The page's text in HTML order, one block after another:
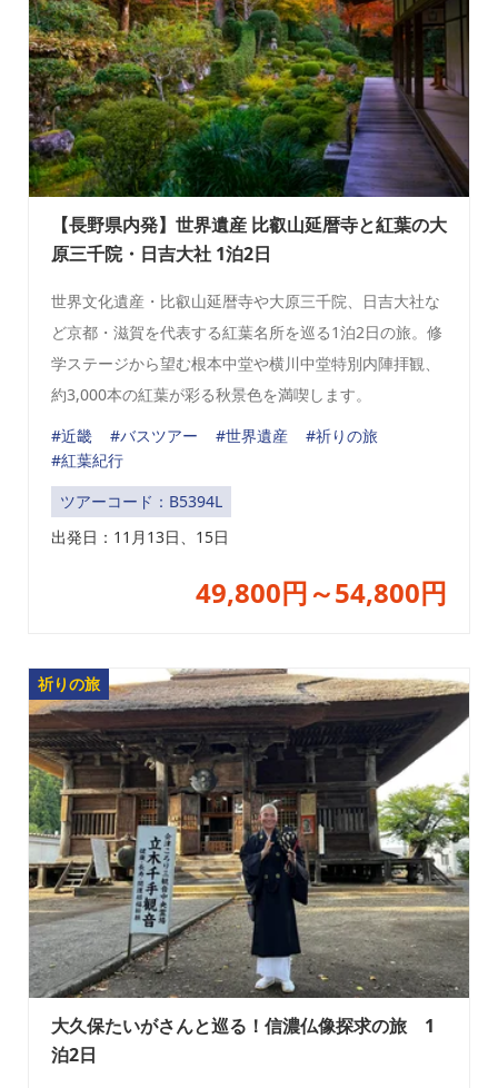
【長野県内発】世界遺産 比叡山延暦寺と紅葉の大
原三千院・日吉大社 1泊2日
世界文化遺産・比叡山延暦寺や大原三千院、日吉大社な
ど京都・滋賀を代表する紅葉名所を巡る1泊2日の旅。修
学ステージから望む根本中堂や横川中堂特別内陣拝観、
約3,000本の紅葉が彩る秋景色を満喫します。
#近畿
#バスツアー #世界遺産
#祈りの旅
#紅葉紀行
ツアーコード：B5394L
出発日： 11月13日、15日
49,800円～54,800円
祈りの旅
大久保たいがさんと巡る！信濃仏像探求の旅 1
泊2日